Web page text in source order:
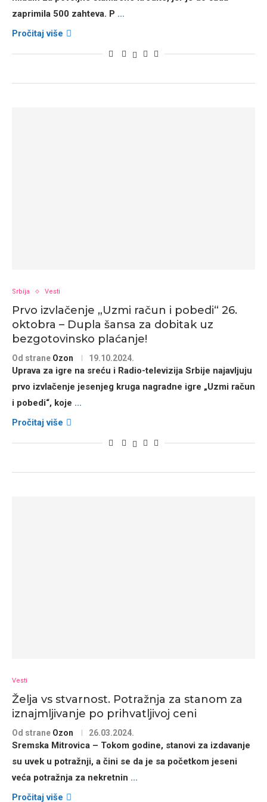
zaprimila 500 zahteva. P ...
Pročitaj više
Srbija Vesti
Prvo izvlačenje „Uzmi račun i pobedi“ 26.
oktobra – Dupla šansa za dobitak uz
bezgotovinsko plaćanje!
Od strane Ozon 19.10.2024.
Uprava za igre na sreću i Radio-televizija Srbije najavljuju
prvo izvlačenje jesenjeg kruga nagradne igre „Uzmi račun
i pobedi“, koje ...
Pročitaj više
Vesti
Želja vs stvarnost. Potražnja za stanom za
iznajmljivanje po prihvatljivoj ceni
Od strane Ozon 26.03.2024.
Sremska Mitrovica – Tokom godine, stanovi za izdavanje
su uvek u potražnji, a čini se da je sa početkom jeseni
veća potražnja za nekretnin ...
Pročitaj više